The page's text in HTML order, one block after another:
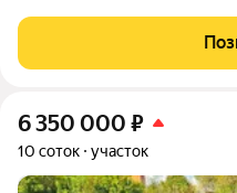
Преимущества: -
и электричество. -
6 350 000 ₽
10 соток участок